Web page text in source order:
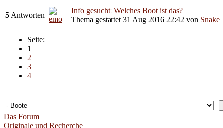
5 Antworten
Info gesucht: Welches Boot ist das?
Thema gestartet 31 Aug 2016 22:42 von Snake
Seite:
1
2
3
4
Das Forum
Originale und Recherche